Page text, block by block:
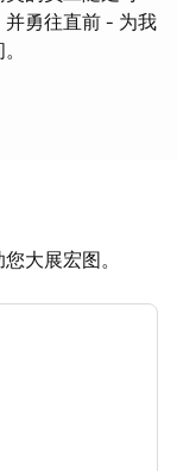
并勇往直前 - 为我
大展宏图。